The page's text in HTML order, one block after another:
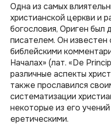
Одна из самых
христианской церкви и
богословия, Ориген был
писателем. Он известен
библейскими
Началах» (лат. «De
различные аспекты
также прославился
систематизации
некоторые из его
еретическими.